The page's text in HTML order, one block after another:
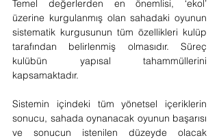
Temel değerlerden en önemlisi, ‘ekol’
üzerine kurgulanmış olan sahadaki oyunun
sistematik kurgusunun tüm özellikleri kulüp
tarafından belirlenmiş olmasıdır. Süreç
kulübün yapısal tahammüllerini
kapsamaktadır.
Sistemin içindeki tüm yönetsel içeriklerin
sonucu, sahada oynanacak oyunun başarısı
ve sonucun istenilen düzeyde olacak